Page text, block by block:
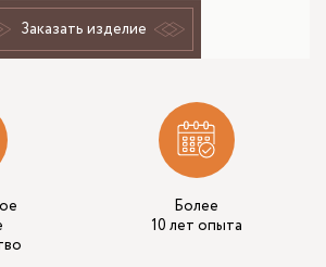
Заказать изделие
Более
10 лет опыта